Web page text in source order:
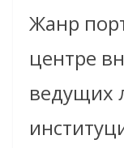
Жанр
центре
ведущих